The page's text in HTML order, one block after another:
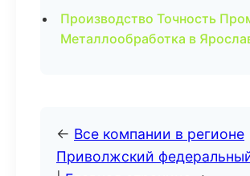
Производство Точность
Металлообработка в
← Все компании в регионе
Приволжский